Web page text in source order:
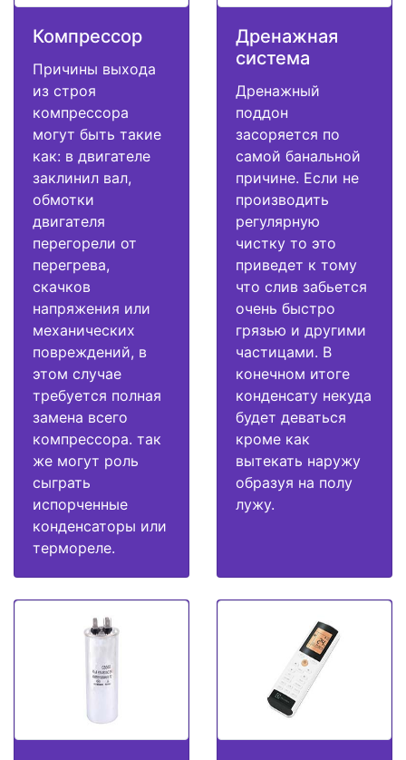
Компрессор
Причины выхода
из строя
компрессора
могут быть такие
как: в двигателе
заклинил вал,
обмотки
двигателя
перегорели от
перегрева,
скачков
напряжения или
механических
повреждений, в
этом случае
требуется полная
замена всего
компрессора. так
же могут роль
сыграть
испорченные
конденсаторы или
термореле.
Дренажная
система
Дренажный
поддон
засоряется по
самой банальной
причине. Если не
производить
регулярную
чистку то это
приведет к тому
что слив забьется
очень быстро
грязью и другими
частицами. В
конечном итоге
конденсату некуда
будет деваться
кроме как
вытекать наружу
образуя на полу
лужу.